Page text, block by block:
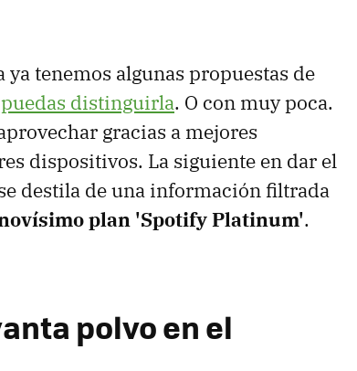
tenemos algunas propuestas de
distinguirla. O con muy poca.
gracias a mejores
dispositivos. La siguiente en dar el
destila de una información filtrada
plan 'Spotify Platinum'.
polvo en el